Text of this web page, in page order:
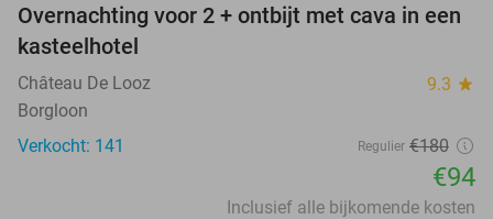
48%
Overnachting voor 2 + ontbijt met cava in een
kasteelhotel
Château De Looz 9.3 star
Borgloon
Verkocht: 141
Regulier €180
€94
Inclusief alle bijkomende kosten